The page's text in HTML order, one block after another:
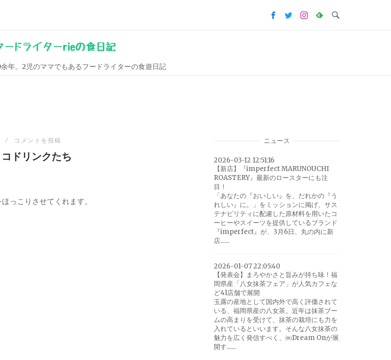
ードライターrieの食日記
年。2児のママでもあるフードライターの食遊日記
コメントを投稿
ドリンクたち
っこりさせてくれます。
ニュース
2026-03-12 12:51:16
【新店】『imperfect MARUNOUCHI
ROASTERY』最新のロースターにも注
目！
「あなたの『おいしい』を、だれかの『う
れしい』に。」をミッションに掲げ、サス
テナビリティに配慮した原材料を用いたコ
ーヒーやスイーツを提供しているブランド
『imperfect』が、3月6日、丸の内に新
店......
2026-01-07 22:05:40
【発表会】まろやかさと旨みが持ち味！福
岡県産「八女抹茶フェア」が人気カフェな
ど41店舗で展開
玉露の産地として国内外で高く評価されて
いる、福岡県産の八女茶。近年は抹茶ブー
ムの高まりを受けて、抹茶の栽培にも力を
入れているといいます。そんな八女抹茶の
魅力を広く発信すべく、㈱Dream Onが展
開す......